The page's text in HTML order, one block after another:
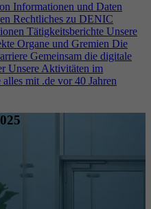
Informationen und Daten
Rechtliches zu DENIC
Tätigkeitsberichte Unsere
Organe und Gremien Die
Gemeinsam die digitale
Unsere Aktivitäten im
alles mit .de vor 40 Jahren